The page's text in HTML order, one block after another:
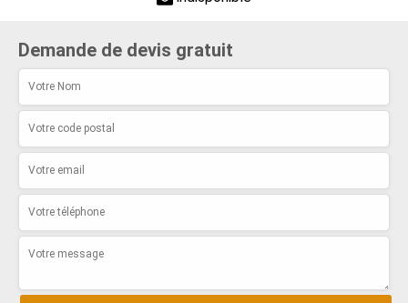
Demande de devis gratuit